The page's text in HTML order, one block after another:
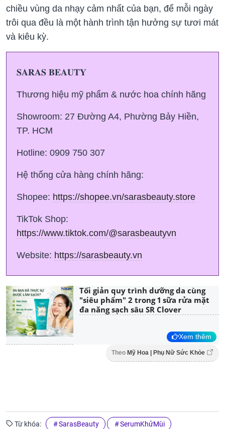
chiều vùng da nhạy cảm nhất của bạn, để mỗi ngày
trôi qua đều là một hành trình tận hưởng sự tươi mát
và kiêu kỳ.
𝐒𝐀𝐑𝐀𝐒 𝐁𝐄𝐀𝐔𝐓𝐘
Thương hiệu mỹ phẩm & nước hoa chính hãng
Showroom: 27 Đường A4, Phường Bảy Hiền,
TP. HCM
Hotline: 0909 750 307
Hệ thống cửa hàng chính hãng:
Shopee: https://shopee.vn/sarasbeauty.store
TikTok Shop:
https://www.tiktok.com/@sarasbeautyvn
Website: https://sarasbeauty.vn
Tối giản quy trình dưỡng da cùng
"siêu phẩm" 2 trong 1 sữa rửa mặt
đa năng sạch sâu SR Clover
Xem thêm
Theo Mỹ Hoa | Phụ Nữ Sức Khỏe
Từ khóa: SarasBeauty SerumKhửMùi